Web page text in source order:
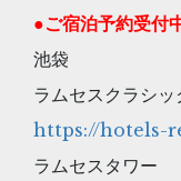
●ご宿泊予約受付
池袋
ラムセスクラシッ
https://hotels-
ラムセスタワー